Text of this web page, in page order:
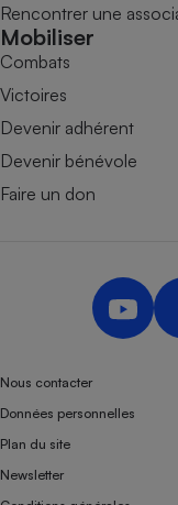
Rencontrer une
Mobiliser
Combats
Victoires
Devenir adhérent
Devenir bénévole
Faire un don
Nous contacter
Données personnelles
Plan du site
Newsletter